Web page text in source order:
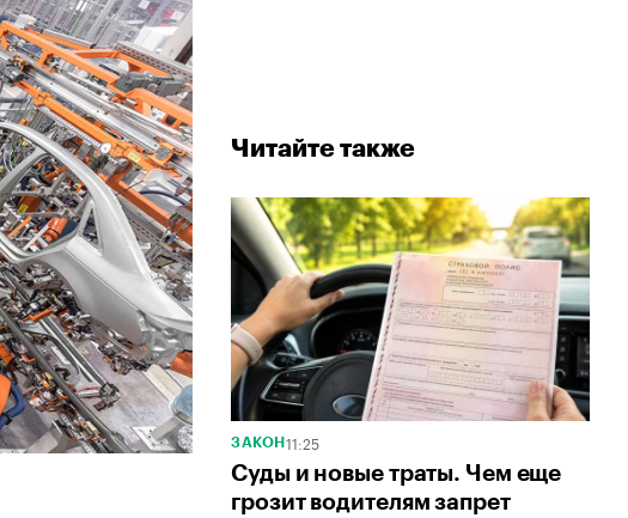
Читайте также
ЗАКОН 11:25
Суды и новые траты. Чем еще
грозит водителям запрет